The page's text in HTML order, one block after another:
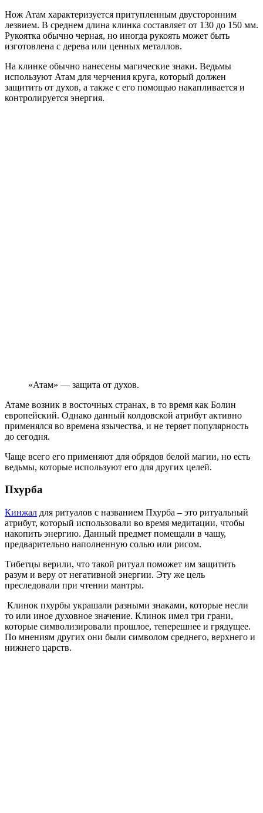
Нож Атам характеризуется притупленным двусторонним
лезвием. В среднем длина клинка составляет от 130 до 150 мм.
Рукоятка обычно черная, но иногда рукоять может быть
изготовлена с дерева или ценных металлов.
На клинке обычно нанесены магические знаки. Ведьмы
используют Атам для черчения круга, который должен
защитить от духов, а также с его помощью накапливается и
контролируется энергия.
«Атам» — защита от духов.
Атаме возник в восточных странах, в то время как Болин
европейский. Однако данный колдовской атрибут активно
применялся во времена язычества, и не теряет популярность
до сегодня.
Чаще всего его применяют для обрядов белой магии, но есть
ведьмы, которые используют его для других целей.
Пхурба
Кинжал для ритуалов с названием Пхурба – это ритуальный
атрибут, который использовали во время медитации, чтобы
накопить энергию. Данный предмет помещали в чашу,
предварительно наполненную солью или рисом.
Тибетцы верили, что такой ритуал поможет им защитить
разум и веру от негативной энергии. Эту же цель
преследовали при чтении мантры.
Клинок пхурбы украшали разными знаками, которые несли
то или иное духовное значение. Клинок имел три грани,
которые символизировали прошлое, теперешнее и грядущее.
По мнениям других они были символом среднего, верхнего и
нижнего царств.